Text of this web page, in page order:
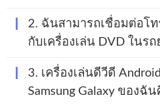
2. ฉันสามารถเชื่อมต่อโ
กับเครื่องเล่น DVD ในร
3. เครื่องเล่นดีวีดี
Samsung Galaxy ของฉั